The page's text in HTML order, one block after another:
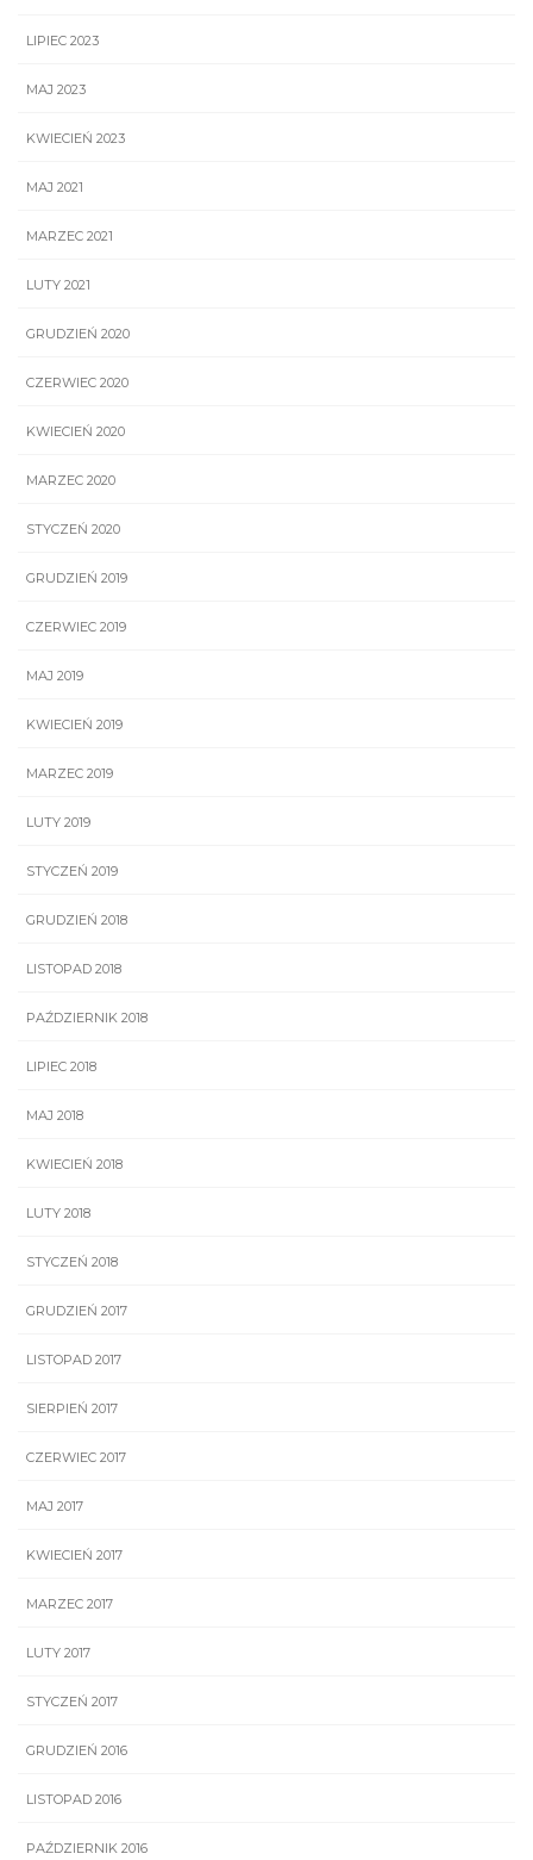
LIPIEC 2023
MAJ 2023
KWIECIEŃ 2023
MAJ 2021
MARZEC 2021
LUTY 2021
GRUDZIEŃ 2020
CZERWIEC 2020
KWIECIEŃ 2020
MARZEC 2020
STYCZEŃ 2020
GRUDZIEŃ 2019
CZERWIEC 2019
MAJ 2019
KWIECIEŃ 2019
MARZEC 2019
LUTY 2019
STYCZEŃ 2019
GRUDZIEŃ 2018
LISTOPAD 2018
PAŹDZIERNIK 2018
LIPIEC 2018
MAJ 2018
KWIECIEŃ 2018
LUTY 2018
STYCZEŃ 2018
GRUDZIEŃ 2017
LISTOPAD 2017
SIERPIEŃ 2017
CZERWIEC 2017
MAJ 2017
KWIECIEŃ 2017
MARZEC 2017
LUTY 2017
STYCZEŃ 2017
GRUDZIEŃ 2016
LISTOPAD 2016
PAŹDZIERNIK 2016